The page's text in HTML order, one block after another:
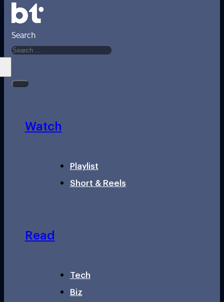
Search
Watch
Playlist
Short & Reels
Read
Tech
Biz